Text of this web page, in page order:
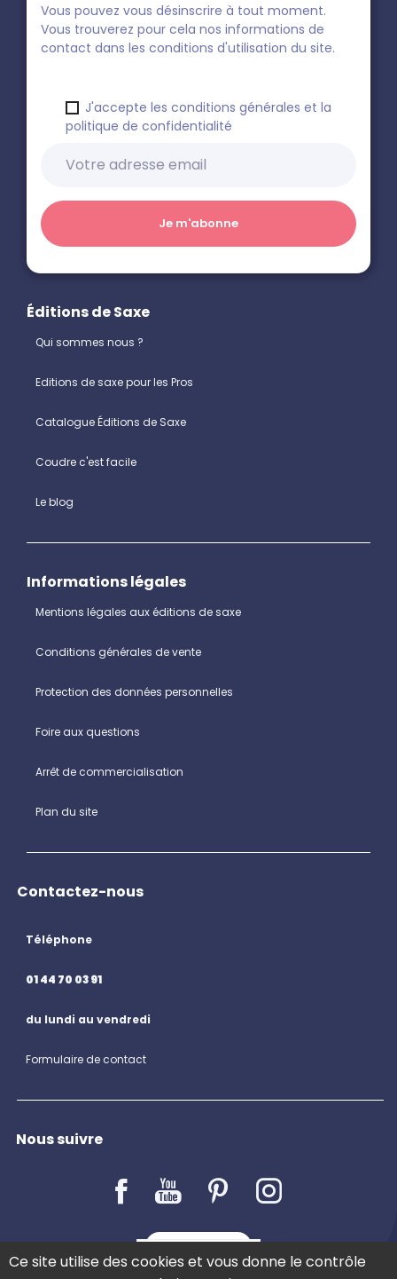
Vous pouvez vous désinscrire à tout moment.
Vous trouverez pour cela nos informations de
contact dans les conditions d'utilisation du site.
J'accepte les conditions générales et la
politique de confidentialité
Éditions de Saxe
Qui sommes nous ?
Editions de saxe pour les Pros
Catalogue Éditions de Saxe
Coudre c'est facile
Le blog
Informations légales
Mentions légales aux éditions de saxe
Conditions générales de vente
Protection des données personnelles
Foire aux questions
Arrêt de commercialisation
Plan du site
Contactez-nous
Téléphone
01 44 70 03 91
du lundi au vendredi
Formulaire de contact
Nous suivre
LE BLOG
Ce site utilise des cookies et vous donne le contrôle